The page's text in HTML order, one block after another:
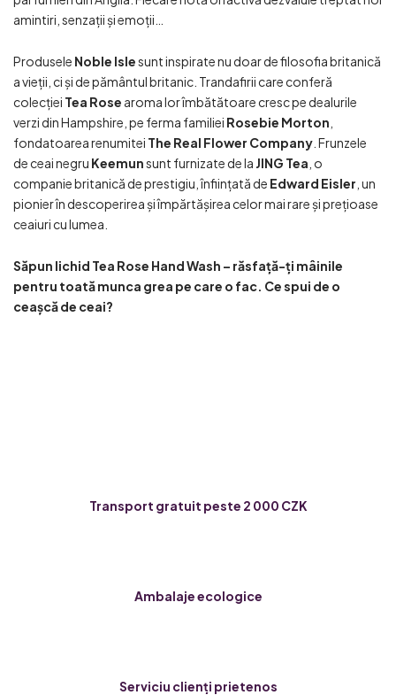
amintiri, senzații și emoții…
Produsele Noble Islesunt inspirate nu doar de filosofia britanică
a vieții, ci și de pământul britanic. Trandafirii care conferă
colecției Tea Rose aroma lor îmbătătoare cresc pe dealurile
verzi din Hampshire, pe ferma familiei Rosebie Morton
fondatoarea renumitei The Real Flower Company . Frunzele
de ceai negru Keemunsunt furnizate de la JING Tea , o
companie britanică de prestigiu, înființată de Edward Eisler , un
pionier în descoperirea și împărtășirea celor mai rare și prețioase
ceaiuri cu lumea.
Săpun lichid Tea Rose Hand Wash – răsfață-ți mâinile
pentru toată munca grea pe care o fac. Ce spui de o
ceașcă de ceai?
Transport gratuit peste 2 000 CZK
Ambalaje ecologice
Serviciu clienți prietenos